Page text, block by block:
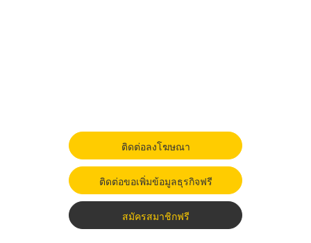
ติดต่อลงโฆษณา
ติดต่อขอเพิ่มข้อมูลธุรกิจฟรี
สมัครสมาชิกฟรี